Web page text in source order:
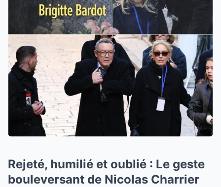
Rejeté, humilié et oublié : Le geste
bouleversant de Nicolas Charrier